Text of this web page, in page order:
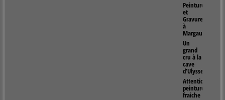
Peintures
et
Gravures
à
Margaux
Un
grand
cru à la
cave
d’Ulysse
Attention
peinture
fraiche